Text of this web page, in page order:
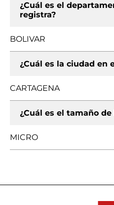
¿Cuál es el
registra?
BOLIVAR
¿Cuál es la ciudad en
CARTAGENA
¿Cuál es el tamaño
MICRO